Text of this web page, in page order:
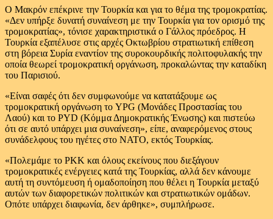
Ο Μακρόν επέκρινε την Τουρκία και για το θέμα της τρομοκρατίας.
«Δεν υπήρξε δυνατή συναίνεση με την Τουρκία για τον ορισμό της
τρομοκρατίας», τόνισε χαρακτηριστικά ο Γάλλος πρόεδρος. Η
Τουρκία εξαπέλυσε στις αρχές Οκτωβρίου στρατιωτική επίθεση
στη βόρεια Συρία εναντίον της συροκουρδικής πολιτοφυλακής την
οποία θεωρεί τρομοκρατική οργάνωση, προκαλώντας την καταδίκη
του Παρισιού.
«Είναι σαφές ότι δεν συμφωνούμε να κατατάξουμε ως
τρομοκρατική οργάνωση το YPG (Μονάδες Προστασίας του
Λαού) και το PYD (Κόμμα Δημοκρατικής Ένωσης) και πιστεύω
ότι σε αυτό υπάρχει μια συναίνεση», είπε, αναφερόμενος στους
συνάδελφους του ηγέτες στο ΝΑΤΟ, εκτός Τουρκίας.
«Πολεμάμε το PKK και όλους εκείνους που διεξάγουν
τρομοκρατικές ενέργειες κατά της Τουρκίας, αλλά δεν κάνουμε
αυτή τη συντόμευση ή ομαδοποίηση που θέλει η Τουρκία μεταξύ
αυτών των διαφορετικών πολιτικών και στρατιωτικών ομάδων.
Οπότε υπάρχει διαφωνία, δεν άρθηκε», συμπλήρωσε.